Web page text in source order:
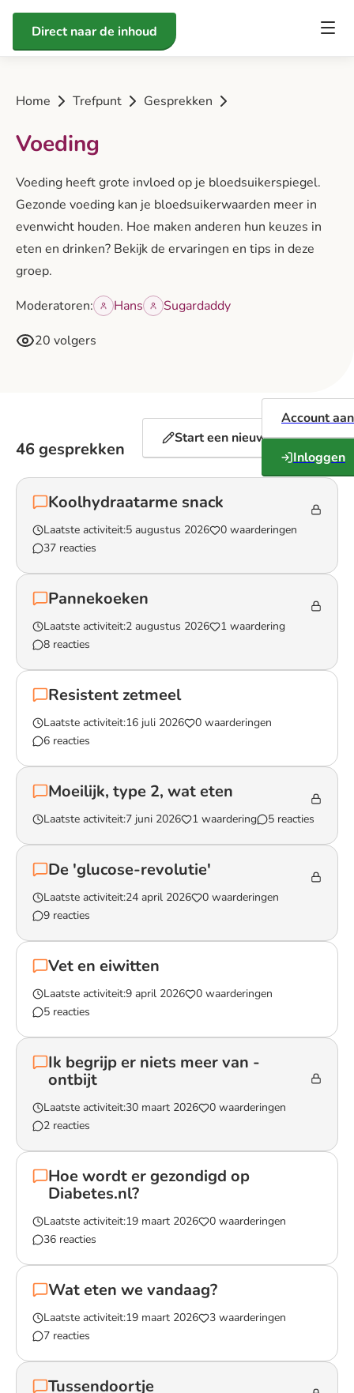
Direct naar de inhoud
Account
Inloggen
Home Trefpunt Gesprekken
Voeding
Voeding heeft grote invloed op je bloedsuikerspiegel.
Gezonde voeding kan je bloedsuikerwaarden meer in
evenwicht houden. Hoe maken anderen hun keuzes in
eten en drinken? Bekijk de ervaringen en tips in deze
groep.
Moderatoren:
Hans
Sugardaddy
20 volgers
46 gesprekken
Start een nieuw gesprek
Koolhydraatarme snack
Laatste activiteit:5 augustus 2026
0 waarderingen
37 reacties
Pannekoeken
Laatste activiteit:2 augustus 2026
1 waardering
8 reacties
Resistent zetmeel
Laatste activiteit:16 juli 2026
0 waarderingen
6 reacties
Moeilijk, type 2, wat eten
Laatste activiteit:7 juni 2026 1 waardering
5 reacties
De 'glucose-revolutie'
Laatste activiteit:24 april 2026
0 waarderingen
9 reacties
Vet en eiwitten
Laatste activiteit:9 april 2026
0 waarderingen
5 reacties
Ik begrijp er niets meer van -
ontbijt
Laatste activiteit:30 maart 2026
0 waarderingen
2 reacties
Hoe wordt er gezondigd op
Diabetes.nl?
Laatste activiteit:19 maart 2026
0 waarderingen
36 reacties
Wat eten we vandaag?
Laatste activiteit:19 maart 2026
3 waarderingen
7 reacties
Tussendoortje